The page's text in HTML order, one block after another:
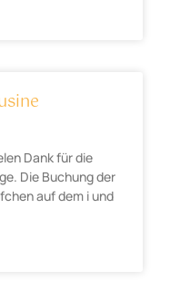
Dank für die
Die Buchung der
auf dem i und